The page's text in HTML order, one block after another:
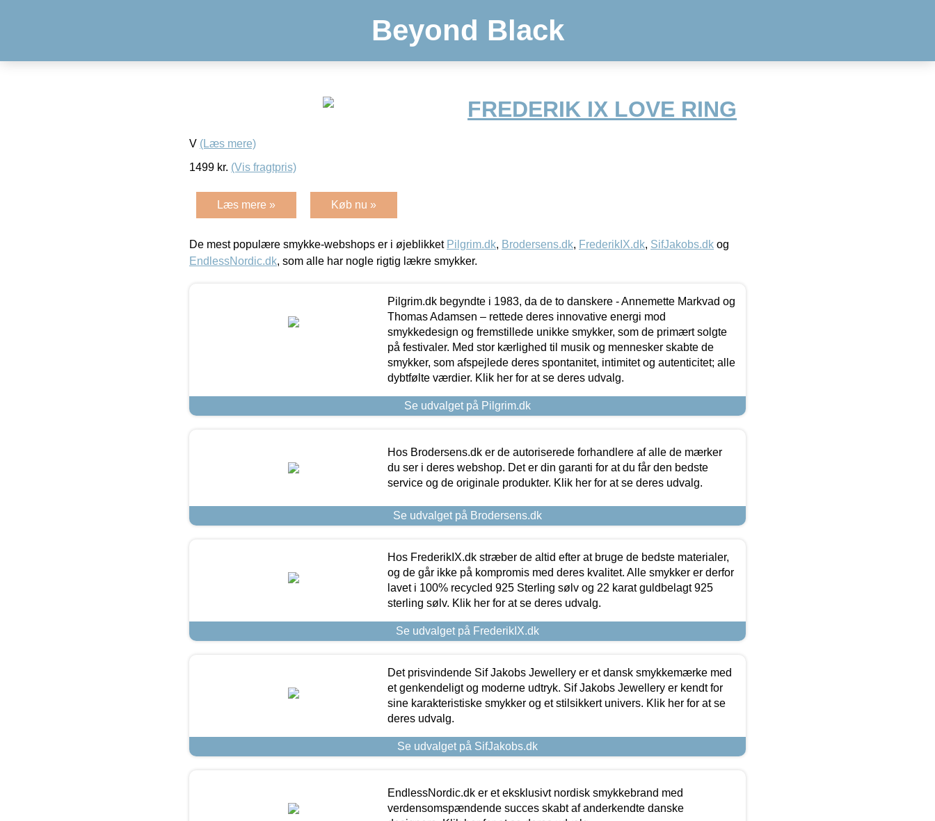
Beyond Black
FREDERIK IX LOVE RING
V (Læs mere)
1499 kr. (Vis fragtpris)
Læs mere » Køb nu »
De mest populære smykke-webshops er i øjeblikket Pilgrim.dk, Brodersens.dk, FrederikIX.dk, SifJakobs.dk og
EndlessNordic.dk, som alle har nogle rigtig lækre smykker.
Pilgrim.dk begyndte i 1983, da de to danskere - Annemette Markvad og
Thomas Adamsen – rettede deres innovative energi mod
smykkedesign og fremstillede unikke smykker, som de primært solgte
på festivaler. Med stor kærlighed til musik og mennesker skabte de
smykker, som afspejlede deres spontanitet, intimitet og autenticitet; alle
dybtfølte værdier. Klik her for at se deres udvalg.
Se udvalget på Pilgrim.dk
Hos Brodersens.dk er de autoriserede forhandlere af alle de mærker
du ser i deres webshop. Det er din garanti for at du får den bedste
service og de originale produkter. Klik her for at se deres udvalg.
Se udvalget på Brodersens.dk
Hos FrederikIX.dk stræber de altid efter at bruge de bedste materialer,
og de går ikke på kompromis med deres kvalitet. Alle smykker er derfor
lavet i 100% recycled 925 Sterling sølv og 22 karat guldbelagt 925
sterling sølv. Klik her for at se deres udvalg.
Se udvalget på FrederikIX.dk
Det prisvindende Sif Jakobs Jewellery er et dansk smykkemærke med
et genkendeligt og moderne udtryk. Sif Jakobs Jewellery er kendt for
sine karakteristiske smykker og et stilsikkert univers. Klik her for at se
deres udvalg.
Se udvalget på SifJakobs.dk
EndlessNordic.dk er et eksklusivt nordisk smykkebrand med
verdensomspændende succes skabt af anderkendte danske